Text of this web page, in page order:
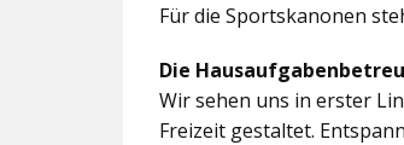
Für die Sportskanonen
Die
Wir sehen uns in erster
Freizeit gestaltet.